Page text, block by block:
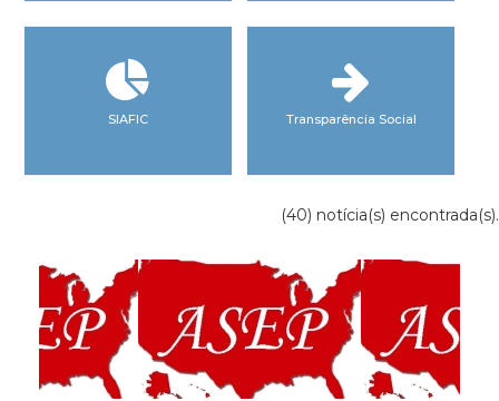
SIAFIC Transparência Social
(40) notícia(s) encontrada(s).